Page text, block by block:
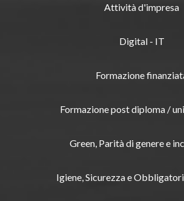
Attività d'impresa
Digital - IT
Formazione
Formazione post diploma /
Green, Parità di genere e
Igiene, Sicurezza e